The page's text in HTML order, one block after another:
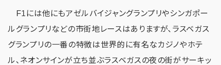
F1には他にもアゼルバイジャングランプリやシンガポー
ルグランプリなどの市街地レースはありますが、ラスベガス
グランプリの一番の特徴は世界的に有名なカジノやホテ
ル、ネオンサインが立ち並ぶラスベガスの夜の街がサーキッ